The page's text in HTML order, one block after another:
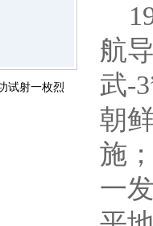
试射一枚烈
19
航
武-
朝
施
一